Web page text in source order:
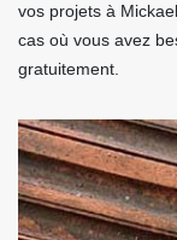
vos projets à
cas où vous avez
gratuitement.